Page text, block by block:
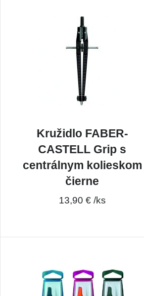
Kružidlo FABER-
CASTELL Grip s
centrálnym kolieskom
čierne
13,90 € /ks